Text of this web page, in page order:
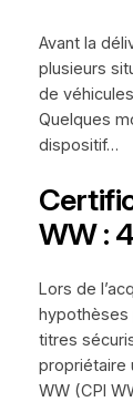
Avant la
plusieurs
de
Quelques
dispositif…
WW :
Lors de
hypothèses
titres
propriétaire
WW (CPI